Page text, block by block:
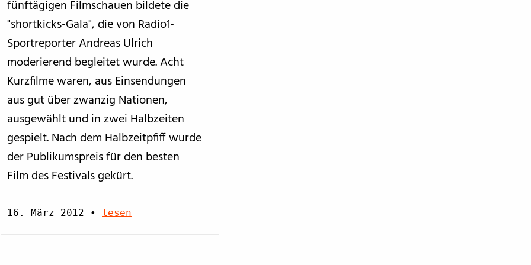
fünftägigen Filmschauen bildete die
"shortkicks-Gala", die von Radio1-
Sportreporter Andreas Ulrich
moderierend begleitet wurde. Acht
Kurzfilme waren, aus Einsendungen
aus gut über zwanzig Nationen,
ausgewählt und in zwei Halbzeiten
gespielt. Nach dem Halbzeitpfiff wurde
der Publikumspreis für den besten
Film des Festivals gekürt.
16. März 2012 • lesen